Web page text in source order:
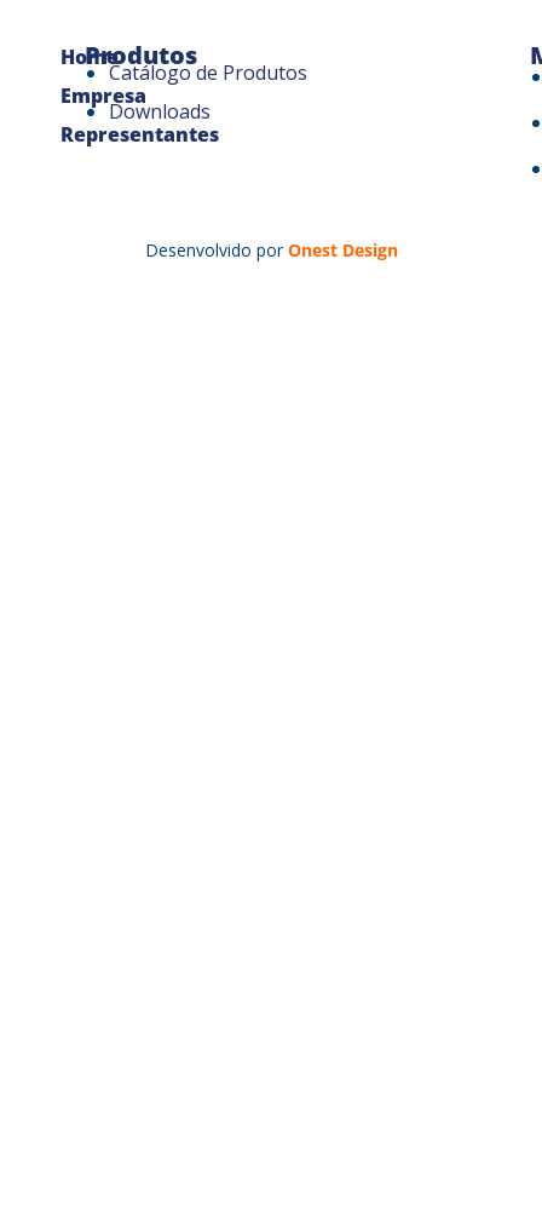
Home
Empresa
Representantes
Produtos
Catálogo de Produtos
Downloads
Desenvolvido por Onest Design